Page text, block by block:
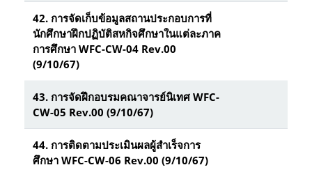
42. การจัดเก็บข้อมูลสถานประกอบการที่
นักศึกษาฝึกปฏิบัติสหกิจศึกษาในแต่ละภาค
การศึกษา WFC-CW-04 Rev.00
(9/10/67)
43. การจัดฝึกอบรมคณาจารย์นิเทศ WFC-
CW-05 Rev.00 (9/10/67)
44. การติดตามประเมินผลผู้สำเร็จการ
ศึกษา WFC-CW-06 Rev.00 (9/10/67)